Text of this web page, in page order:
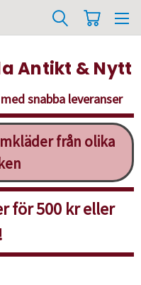
Antikt & Nytt
snabba leveranser
från olika
för 500 kr eller